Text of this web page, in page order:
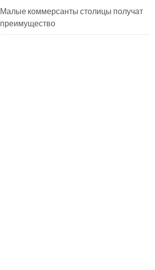
Малые коммерсанты столицы получат
преимущество